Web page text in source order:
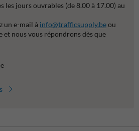
les jours ouvrables (de 8.00 à 17.00) au
un e-mail à info@trafficsupply.beou
nous vous répondrons dès que